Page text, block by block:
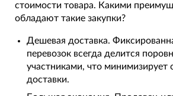
стоимости товара. Какими
обладают такие закупки?
Дешевая доставка.
перевозок всегда делится
участниками, что минимизирует
доставки.